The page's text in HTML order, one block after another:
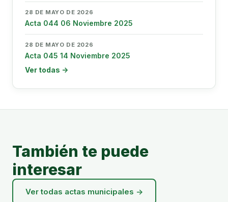
28 DE MAYO DE 2026
Acta 044 06 Noviembre 2025
28 DE MAYO DE 2026
Acta 045 14 Noviembre 2025
Ver todas →
También te puede
interesar
Ver todas actas municipales →